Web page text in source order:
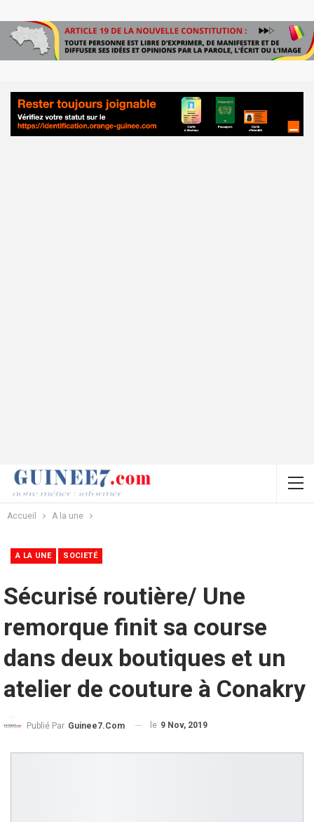
Accueil A la une
A LA UNE SOCIETÉ
Sécurisé routière/ Une
remorque finit sa course
dans deux boutiques et un
atelier de couture à Conakry
Publié Par Guinee7.com le 9 Nov, 2019